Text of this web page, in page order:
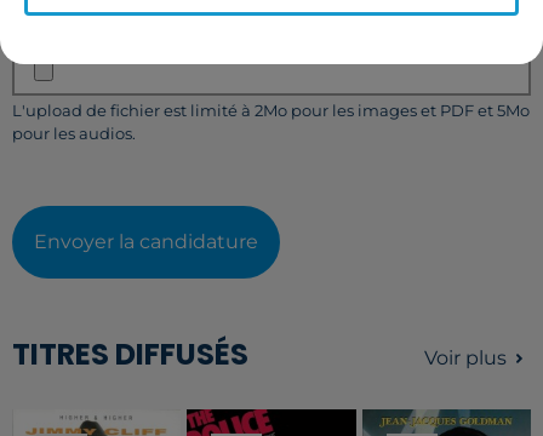
L'upload de fichier est limité à 2Mo pour les images et PDF et 5Mo
pour les audios.
Envoyer la candidature
TITRES DIFFUSÉS Voir plus